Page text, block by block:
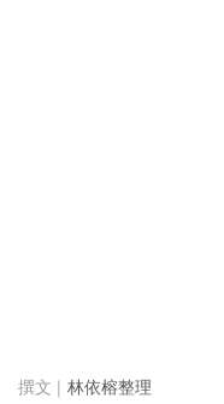
林依榕整理